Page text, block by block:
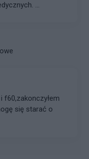
...
f60,zakonczyłem
się starać o